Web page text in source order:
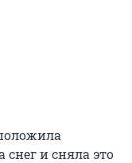
и сняла это